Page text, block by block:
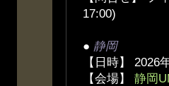
17:00)
● 静岡
【日時】
【会場】 静岡